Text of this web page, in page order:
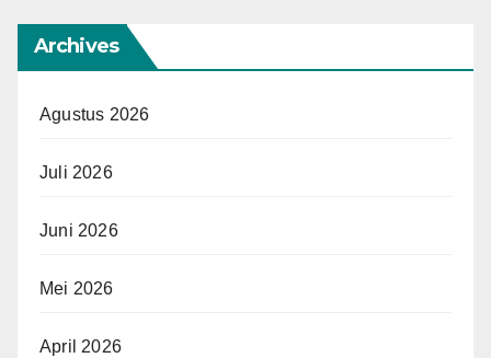
Archives
Agustus 2026
Juli 2026
Juni 2026
Mei 2026
April 2026